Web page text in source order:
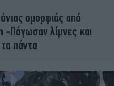
THE OCEAN
ELAMEFORA
ομορφιάς από
-Πάγωσαν λίμνες και
πάντα